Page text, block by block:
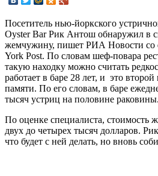
Посетитель нью-йоркского
Oyster Bar Рик Антош обнаружил в
жемчужину, пишет РИА Новости со
York Post. По словам шеф-повара
такую находку можно считать
работает в баре 28 лет, и это
памяти. По его словам, в баре
тысяч устриц на половине раковины.
По оценке специалиста, стоимость
двух до четырех тысяч долларов.
что будет с ней делать, но вновь